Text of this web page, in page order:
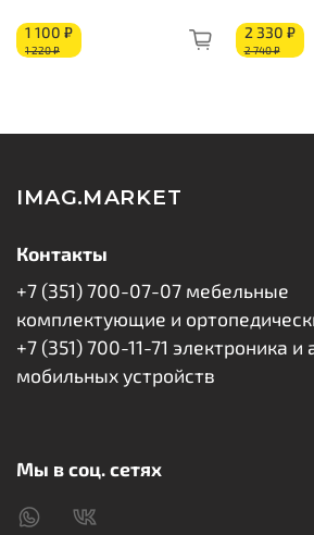
1 100 ₽
1 220 ₽
2 330 ₽
2 740 ₽
IMAG.MARKET
Контакты
+7 (351) 700-07-07 мебельные
комплектующие и
+7 (351) 700-11-71 электроника
мобильных устройств
Мы в соц. сетях